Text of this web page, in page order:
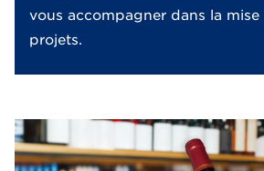
vous accompagner dans la
projets.